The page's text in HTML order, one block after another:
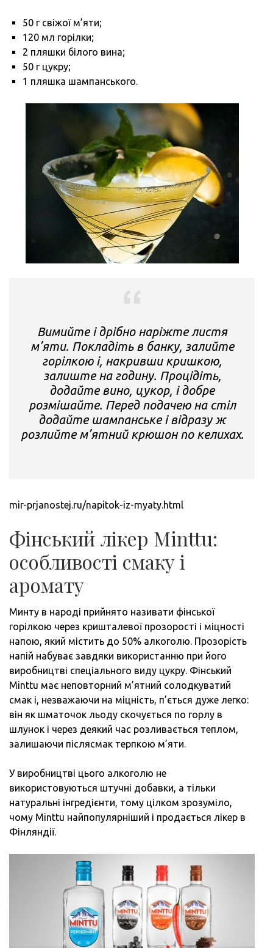
50 г свіжої м’яти;
120 мл горілки;
2 пляшки білого вина;
50 г цукру;
1 пляшка шампанського.
Вимийте і дрібно наріжте листя
м’яти. Покладіть в банку, залийте
горілкою і, накривши кришкою,
залиште на годину. Процідіть,
додайте вино, цукор, і добре
розмішайте. Перед подачею на стіл
додайте шампанське і відразу ж
розлийте м’ятний крюшон по келихах.
mir-prjanostej.ru/napitok-iz-myaty.html
Фінський лікер Мinttu:
особливості смаку і
аромату
Минту в народі прийнято називати фінської
горілкою через кришталевої прозорості і міцності
напою, який містить до 50% алкоголю. Прозорість
напій набуває завдяки використанню при його
виробництві спеціального виду цукру. Фінський
Мinttu має неповторний м’ятний солодкуватий
смак і, незважаючи на міцність, п’ється дуже легко:
він як шматочок льоду скочується по горлу в
шлунок і через деякий час розливається теплом,
залишаючи післясмак терпкою м’яти.
У виробництві цього алкоголю не
використовуються штучні добавки, а тільки
натуральні інгредієнти, тому цілком зрозуміло,
чому Мinttu найпопулярніший і продається лікер в
Фінляндії.